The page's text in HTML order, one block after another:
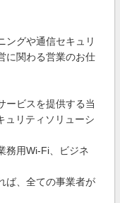
ングや通信セキュリ
に関わる営業のお仕
ービスを提供する当
ュリティソリューシ
務用Wi-Fi、ビジネ
ば、全ての事業者が